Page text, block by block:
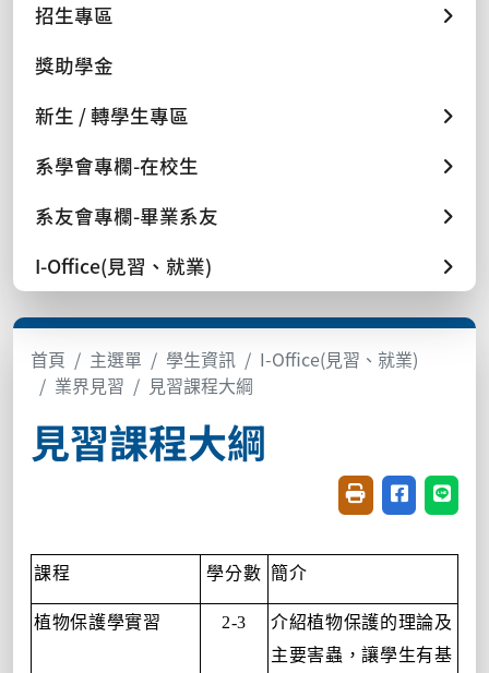
招生專區
獎助學金
新生 / 轉學生專區
系學會專欄-在校生
系友會專欄-畢業系友
I-Office(見習、就業)
首頁 主選單 學生資訊
I-Office(見習、就業)
業界見習
見習課程大綱
見習課程大綱
友善列印(開新視
分享至臉書
分享
課程 學分數 簡介
植物保護學實習 2-3
介紹植物保護的理論及
主要害蟲，讓學生有基